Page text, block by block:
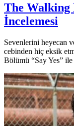
The Walking
İncelemesi
Sevenlerini heyecan
cebinden hiç eksik
Bölümü “Say Yes” ile